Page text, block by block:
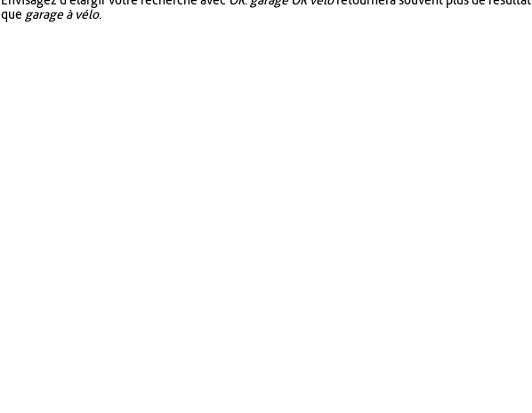
que garage à vélo.